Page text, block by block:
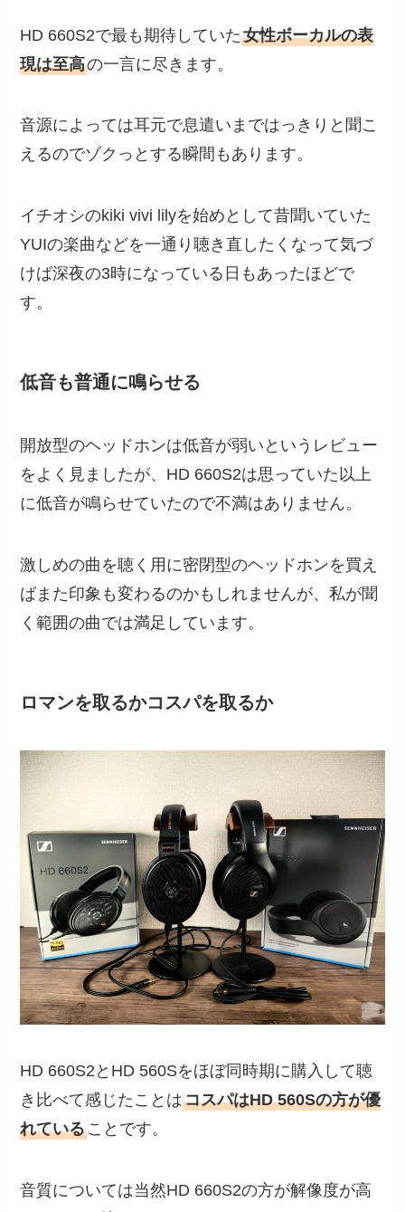
HD 660S2で最も期待していた女性ボーカルの表
現は至高の一言に尽きます。
音源によっては耳元で息遣いまではっきりと聞こ
えるのでゾクっとする瞬間もあります。
イチオシのkiki vivi lilyを始めとして昔聞いていた
YUIの楽曲などを一通り聴き直したくなって気づ
けば深夜の3時になっている日もあったほどで
す。
低音も普通に鳴らせる
開放型のヘッドホンは低音が弱いというレビュー
をよく見ましたが、HD 660S2は思っていた以上
に低音が鳴らせていたので不満はありません。
激しめの曲を聴く用に密閉型のヘッドホンを買え
ばまた印象も変わるのかもしれませんが、私が聞
く範囲の曲では満足しています。
ロマンを取るかコスパを取るか
HD 660S2とHD 560Sをほぼ同時期に購入して聴
き比べて感じたことはコスパはHD 560Sの方が優
れていることです。
音質については当然HD 660S2の方が解像度が高